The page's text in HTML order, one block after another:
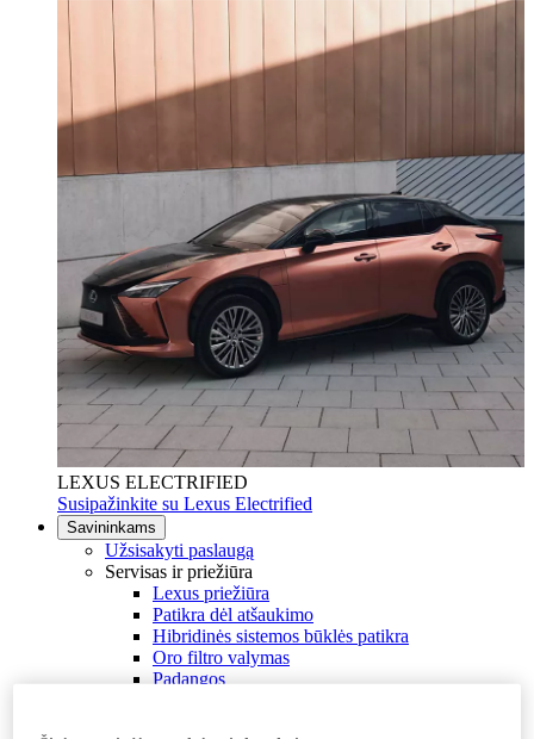
LEXUS ELECTRIFIED
Susipažinkite su Lexus Electrified
Savininkams
Užsisakyti paslaugą
Servisas ir priežiūra
Lexus priežiūra
Patikra dėl atšaukimo
Hibridinės sistemos būklės patikra
Oro filtro valymas
Padangos